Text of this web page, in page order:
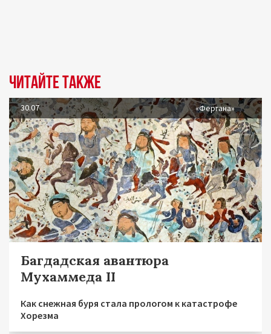
Читайте также
30.07 «Фергана»
Багдадская авантюра
Мухаммеда II
Как снежная буря стала прологом к катастрофе
Хорезма